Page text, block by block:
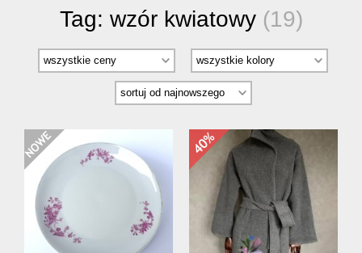
Tag: wzór kwiatowy (19)